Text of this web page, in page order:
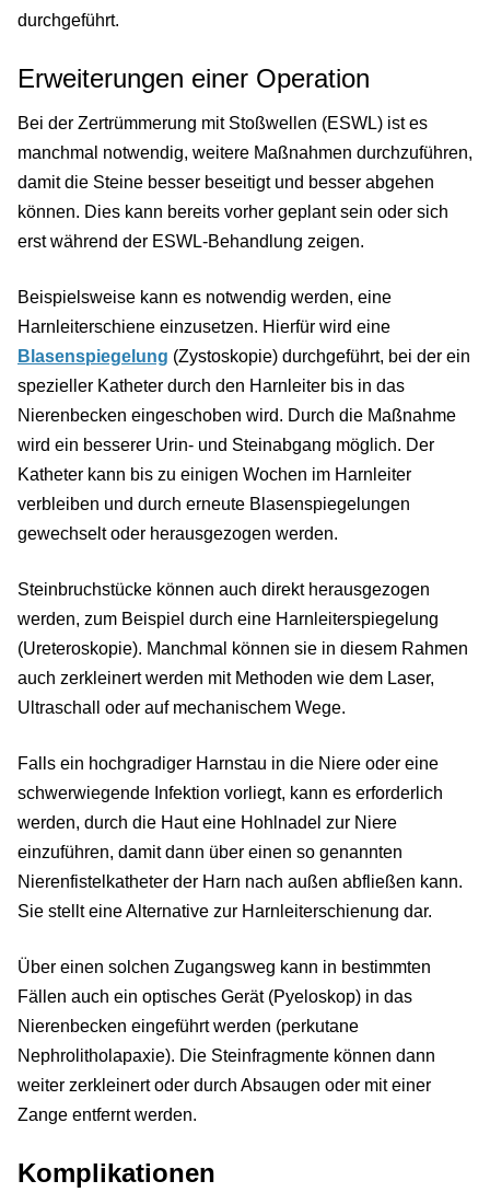
durchgeführt.
Erweiterungen einer Operation
Bei der Zertrümmerung mit Stoßwellen (ESWL) ist es
manchmal notwendig, weitere Maßnahmen durchzuführen,
damit die Steine besser beseitigt und besser abgehen
können. Dies kann bereits vorher geplant sein oder sich
erst während der ESWL-Behandlung zeigen.
Beispielsweise kann es notwendig werden, eine
Harnleiterschiene einzusetzen. Hierfür wird eine
Blasenspiegelung (Zystoskopie) durchgeführt, bei der ein
spezieller Katheter durch den Harnleiter bis in das
Nierenbecken eingeschoben wird. Durch die Maßnahme
wird ein besserer Urin- und Steinabgang möglich. Der
Katheter kann bis zu einigen Wochen im Harnleiter
verbleiben und durch erneute Blasenspiegelungen
gewechselt oder herausgezogen werden.
Steinbruchstücke können auch direkt herausgezogen
werden, zum Beispiel durch eine Harnleiterspiegelung
(Ureteroskopie). Manchmal können sie in diesem Rahmen
auch zerkleinert werden mit Methoden wie dem Laser,
Ultraschall oder auf mechanischem Wege.
Falls ein hochgradiger Harnstau in die Niere oder eine
schwerwiegende Infektion vorliegt, kann es erforderlich
werden, durch die Haut eine Hohlnadel zur Niere
einzuführen, damit dann über einen so genannten
Nierenfistelkatheter der Harn nach außen abfließen kann.
Sie stellt eine Alternative zur Harnleiterschienung dar.
Über einen solchen Zugangsweg kann in bestimmten
Fällen auch ein optisches Gerät (Pyeloskop) in das
Nierenbecken eingeführt werden (perkutane
Nephrolitholapaxie). Die Steinfragmente können dann
weiter zerkleinert oder durch Absaugen oder mit einer
Zange entfernt werden.
Komplikationen